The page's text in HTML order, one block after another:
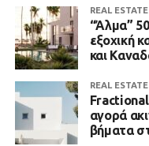
REAL ESTATE
“Άλμα”
εξοχική
και
REAL ESTATE
αγορά
βήματα